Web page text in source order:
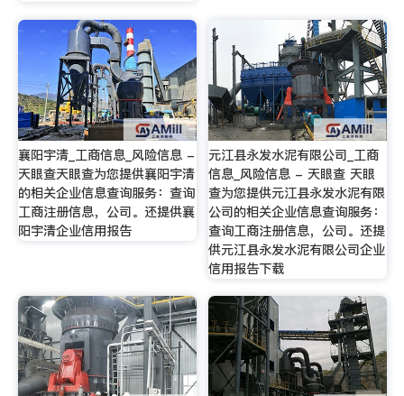
襄阳宇清_工商信息_风险信息 -
天眼查天眼查为您提供襄阳宇清
的相关企业信息查询服务：查询
工商注册信息，公司。还提供襄
阳宇清企业信用报告
元江县永发水泥有限公司_工商
信息_风险信息 - 天眼查 天眼
查为您提供元江县永发水泥有限
公司的相关企业信息查询服务：
查询工商注册信息，公司。还提
供元江县永发水泥有限公司企业
信用报告下载